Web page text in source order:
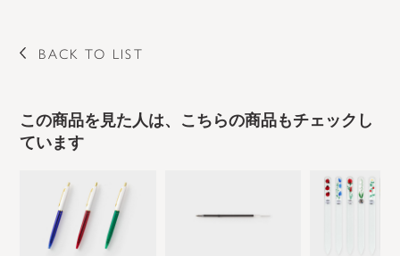
BACK TO LIST
この商品を見た人は、こちらの商品もチェックし
ています